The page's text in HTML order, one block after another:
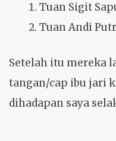
Tuan Sigit
Tuan Andi
Setelah itu mereka
tangan/cap ibu jari
dihadapan saya